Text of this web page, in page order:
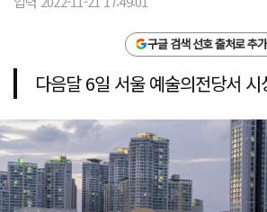
구글 검색 선호 출처로 추가
다음달 6일 서울 예술의전당서 시